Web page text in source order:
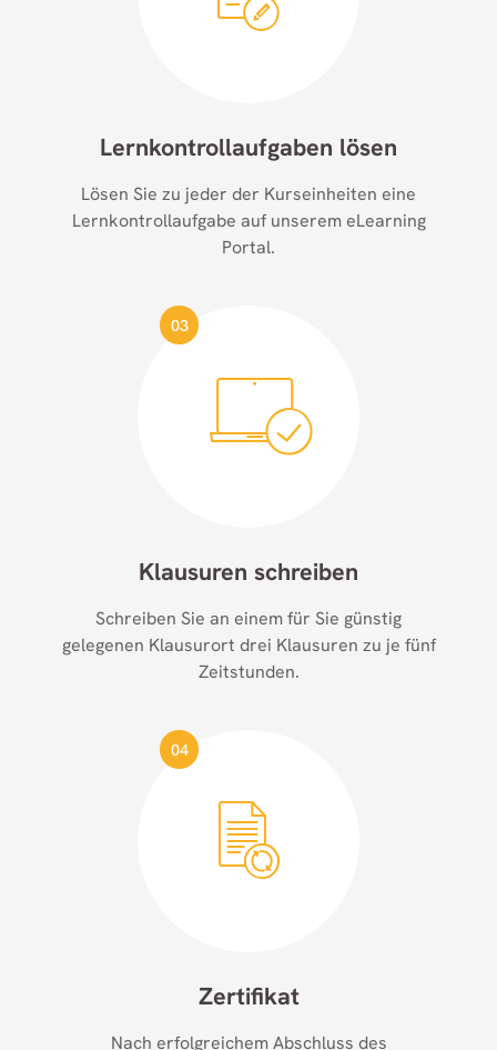
Lernkontroll­aufgaben lösen
Lösen Sie zu jeder der Kurseinheiten eine
Lernkontrollaufgabe auf unserem eLearning
Portal.
03
Klausuren schreiben
Schreiben Sie an einem für Sie günstig
gelegenen Klausurort drei Klausuren zu je fünf
Zeitstunden.
04
Zertifikat
Nach erfolgreichem Abschluss des